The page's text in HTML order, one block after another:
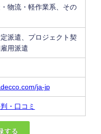
物流・軽作業系、その
派遣、プロジェクト契
用派遣
ja-jp
・口コミ
する